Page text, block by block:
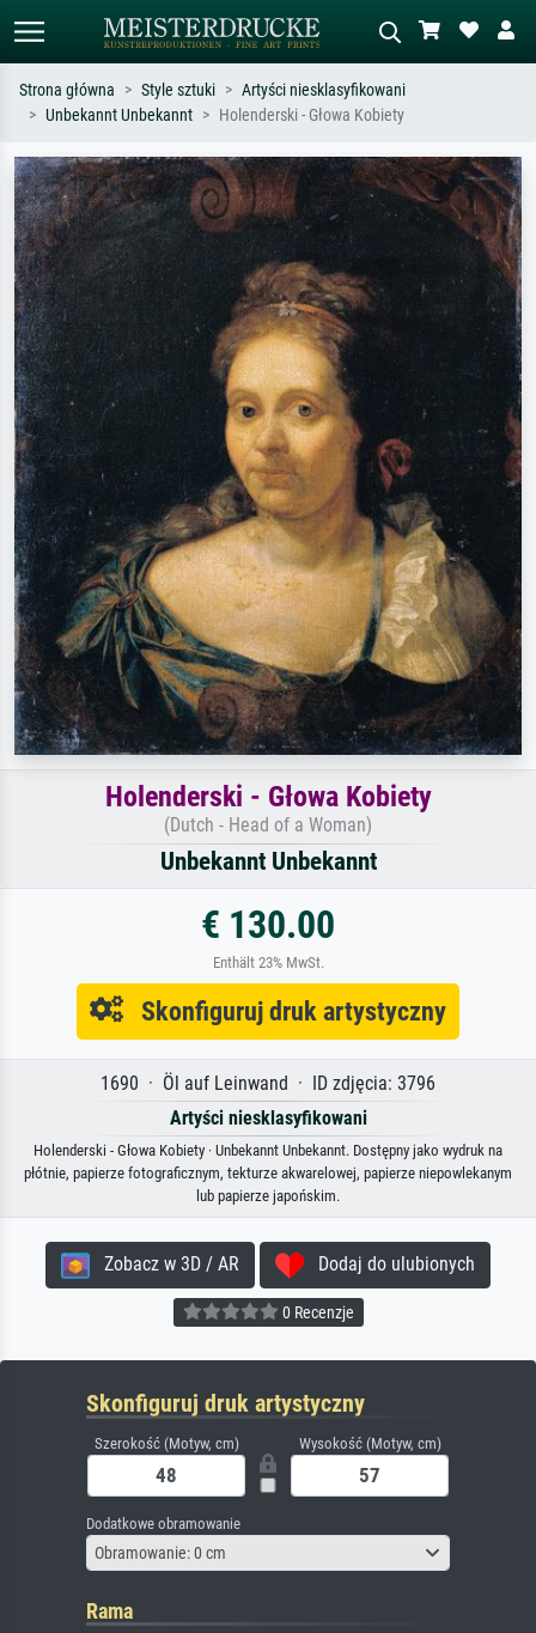
Szukaj wg artysty, tytułu lub stylu – np.
Monet, Gwiaździsta noc,
impresjonizm, fala Hokusaia, akt.
Opisz scenę – np. zielona łąka,
abstrakcja z czerwienią, ciemny olej,
stojący akt obok drzewa.
Strona główna Style sztuki
Artyści niesklasyfikowani
Unbekannt Unbekannt
Holenderski - Głowa Kobiety
Holenderski - Głowa Kobiety
(Dutch - Head of a Woman)
Unbekannt Unbekannt
€ 130.00
Enthält 23% MwSt.
Skonfiguruj druk artystyczny
1690 · Öl auf Leinwand · ID zdjęcia: 3796
Artyści niesklasyfikowani
Holenderski - Głowa Kobiety · Unbekannt Unbekannt. Dostępny jako wydruk na
płótnie, papierze fotograficznym, tekturze akwarelowej, papierze niepowlekanym
lub papierze japońskim.
Zobacz w 3D / AR Dodaj do ulubionych
0 Recenzje
Skonfiguruj druk artystyczny
Szerokość (Motyw, cm) Wysokość (Motyw, cm)
Dodatkowe obramowanie
Obramowanie: 0 cm
Rama